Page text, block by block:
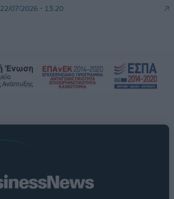
22/07/2026 - 13:20